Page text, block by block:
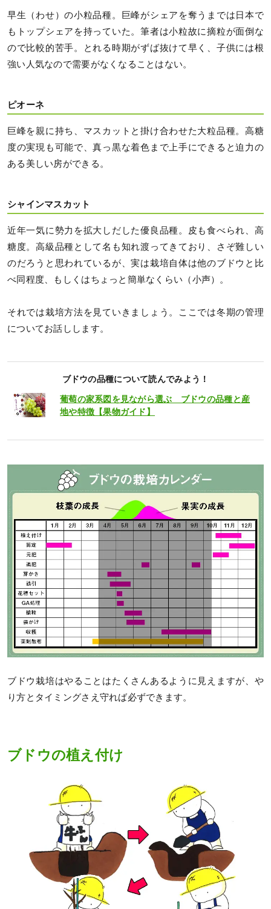
早生（わせ）の小粒品種。巨峰がシェアを奪うまでは日本で
もトップシェアを持っていた。筆者は小粒故に摘粒が面倒な
ので比較的苦手。とれる時期がずば抜けて早く、子供には根
強い人気なので需要がなくなることはない。
ピオーネ
巨峰を親に持ち、マスカットと掛け合わせた大粒品種。高糖
度の実現も可能で、真っ黒な着色まで上手にできると迫力の
ある美しい房ができる。
シャインマスカット
近年一気に勢力を拡大しだした優良品種。皮も食べられ、高
糖度。高級品種として名も知れ渡ってきており、さぞ難しい
のだろうと思われているが、実は栽培自体は他のブドウと比
べ同程度、もしくはちょっと簡単なくらい（小声）。
それでは栽培方法を見ていきましょう。ここでは冬期の管理
についてお話しします。
ブドウの品種について読んでみよう！
葡萄の家系図を見ながら選ぶ ブドウの品種と産
地や特徴【果物ガイド】
ブドウ栽培はやることはたくさんあるように見えますが、や
り方とタイミングさえ守れば必ずできます。
ブドウの植え付け